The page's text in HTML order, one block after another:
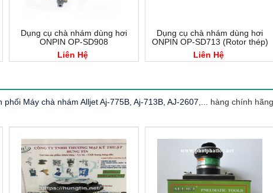
Dụng cụ chà nhám dùng hơi
ONPIN OP-SD908
Liên Hệ
Dụng cụ chà nhám dùng hơi
ONPIN OP-SD713 (Rotor thép)
Liên Hệ
phối Máy chà nhám Alljet Aj-775B, Aj-713B, AJ-2607 ,... hàng chính